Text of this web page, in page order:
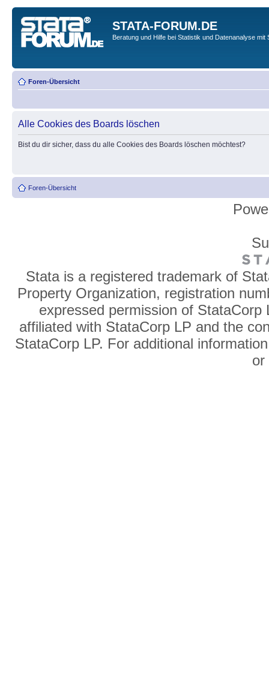
STATA-FORUM.DE
Beratung und Hilfe bei Statistik und Datenanalyse mit
Foren-Übersicht
Alle Cookies des Boards löschen
Bist du dir sicher, dass du alle Cookies des Boards löschen möchtest?
Foren-Übersicht
Stata is a registered trademark of
Property Organization, registration
expressed permission of
affiliated with StataCorp LP and the
StataCorp LP. For additional
or